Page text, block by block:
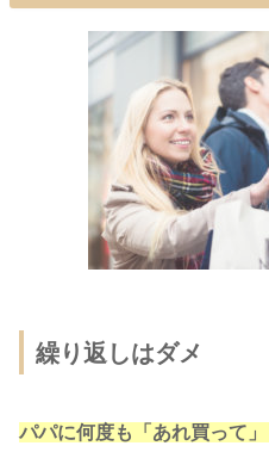
繰り返しはダメ
パパに何度も「あれ買って